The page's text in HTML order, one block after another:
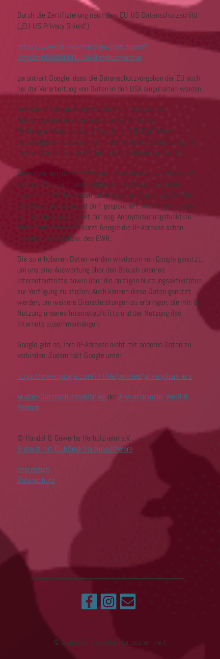
Durch die Zertifizierung nach dem EU-US-Datenschutzschild
(„EU-US Privacy Shield“)
https://www.privacyshield.gov/participant?
id=a2zt000000001L5AAI&status=Active
garantiert Google, dass die Datenschutzvorgaben der EU auch
bei der Verarbeitung von Daten in den USA eingehalten werden.
Der Dienst Google Analytics dient zur Analyse des
Nutzungsverhaltens unseres Internetauftritts.
Rechtsgrundlage ist Art. 6 Abs. 1 lit. f) DSGVO. Unser
berechtigtes Interesse liegt in der Analyse, Optimierung und
dem wirtschaftlichen Betrieb unseres Internetauftritts.
Nutzungs- und nutzerbezogene Informationen, wie bspw. IP-
Adresse, Ort, Zeit oder Häufigkeit des Besuchs unseres
Internetauftritts, werden dabei an einen Server von Google in
den USA übertragen und dort gespeichert. Allerdings nutzen
wir Google Analytics mit der sog. Anonymisierungsfunktion.
Durch diese Funktion kürzt Google die IP-Adresse schon
innerhalb der EU bzw. des EWR.
Die so erhobenen Daten werden wiederum von Google genutzt,
um uns eine Auswertung über den Besuch unseres
Internetauftritts sowie über die dortigen Nutzungsaktivitäten
zur Verfügung zu stellen. Auch können diese Daten genutzt
werden, um weitere Dienstleistungen zu erbringen, die mit der
Nutzung unseres Internetauftritts und der Nutzung des
Internets zusammenhängen.
Google gibt an, Ihre IP-Adresse nicht mit anderen Daten zu
verbinden. Zudem hält Google unter
https://www.google.com/intl/de/policies/privacy/partners
Muster-Datenschutzerklärung der Anwaltskanzlei Weiß &
Partner
© Handel & Gewerbe Herbolzheim e.V.
Erstellt mit ClubDesk Vereinssoftware
Impressum
Datenschutz
© Handel & Gewerbe Herbolzheim e.V.